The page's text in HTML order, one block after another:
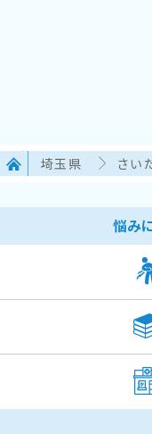
埼玉県 さい
悩み